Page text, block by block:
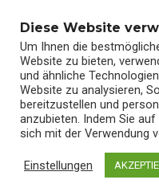
Start/Shop/Ersatzteile
Diese Website
Um Ihnen die
Website zu bieten,
und ähnliche
Website zu analysieren,
bereitzustellen und
anzubieten. Indem Sie auf
sich mit der Verwendung
Einstellungen